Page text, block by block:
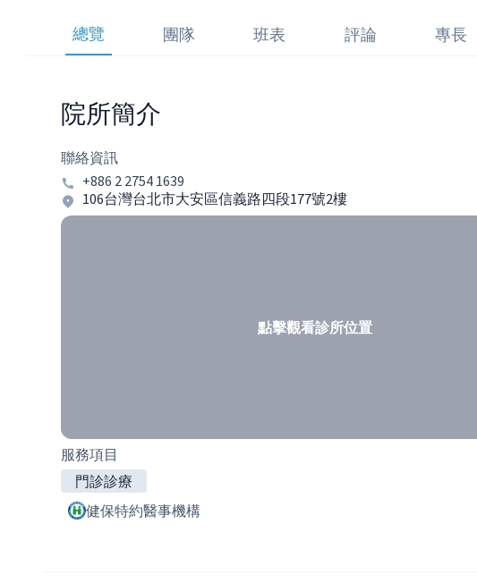
總覽 團隊 班表 評論 專長
院所簡介
聯絡資訊
+886 2 2754 1639
106台灣台北市大安區信義路四段177號2樓
點擊觀看診所位置
服務項目
門診診療
健保特約醫事機構